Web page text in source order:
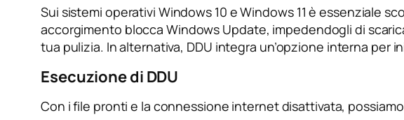
Sui sistemi operativi Windows 10 e Windows 11 è essenziale
accorgimento blocca Windows Update, impedendogli di
tua pulizia. In alternativa, DDU integra un’opzione interna
Esecuzione di DDU
Con i file pronti e la connessione internet disattivata,